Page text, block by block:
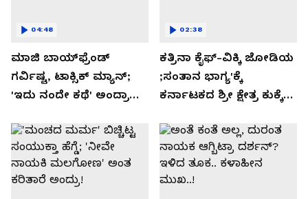
ಮಾಜಿ ಬಾಯ್‌ಫ್ರೆಂಡ್
ಗರ್ವಿಷ್ಟ, ಟಾಕ್ಸಿಕ್ ಮ್ಯಾನ್;
'ಇದು ನಂದೇ ಕಥೆ' ಅಂದ್ರಾ
ಮಂದಣ್ಣ?
04:48
ಕತ್ರಿನಾ ಕೈಫ್-ವಿಕ್ಕಿ ಜೋಡಿಯ
;ಸಂತಾನ ಭಾಗ್ಯ'ಕ್ಕೆ
ಕರ್ನಾಟಕದ ಶ್ರೀ ಕ್ಷೇತ್ರ ಕುಕ್ಕೆ
02:38